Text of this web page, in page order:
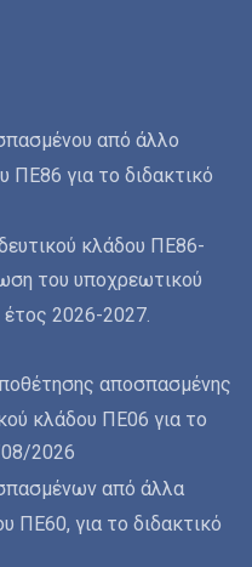
από άλλο
ΠΕ86 για το διδακτικό
κλάδου ΠΕ86-
του υποχρεωτικού
έτος 2026-2027.
αποσπασμένης
κλάδου ΠΕ06 για το
2026
από άλλα
ΠΕ60, για το διδακτικό